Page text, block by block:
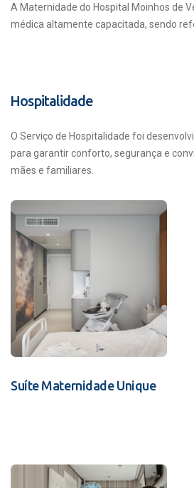
A Maternidade do Hospital Moinhos de
médica altamente capacitada, sendo
Hospitalidade
O Serviço de Hospitalidade foi
para garantir conforto, segurança e
mães e familiares.
Suíte Maternidade Unique